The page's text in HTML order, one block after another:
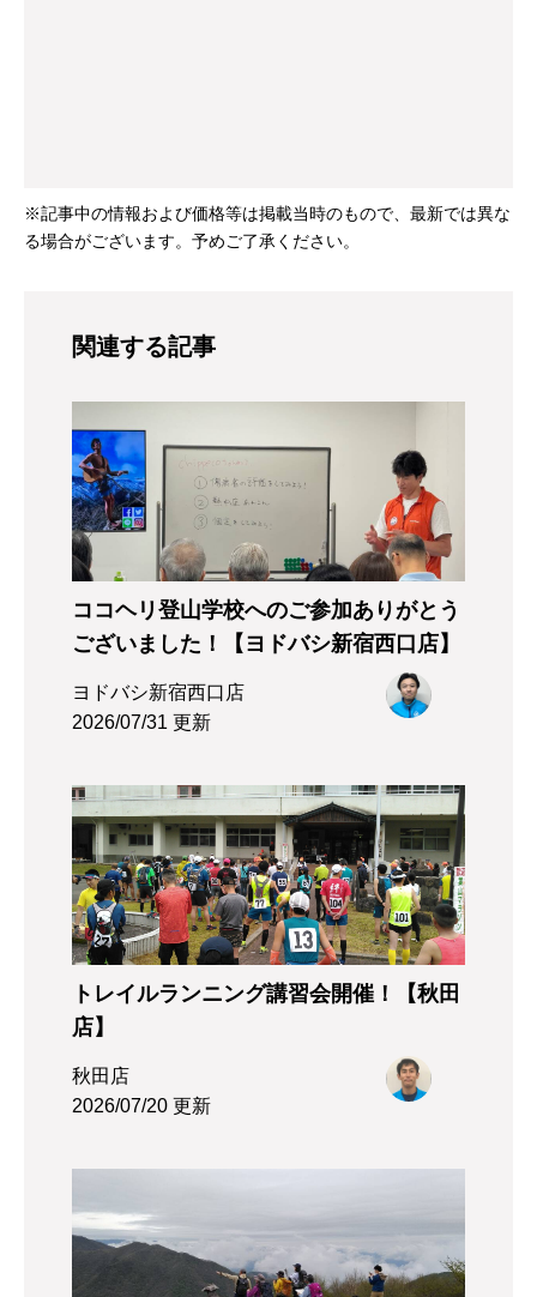
※記事中の情報および価格等は掲載当時のもので、最新では異な
る場合がございます。予めご了承ください。
関連する記事
ココヘリ登山学校へのご参加ありがとう
ございました！【ヨドバシ新宿西口店】
ヨドバシ新宿西口店
2026/07/31 更新
トレイルランニング講習会開催！【秋田
店】
秋田店
2026/07/20 更新